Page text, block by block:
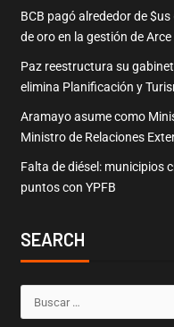
BCB pagó alrededor de
de oro en la gestión de Arce
Paz reestructura su
elimina Planificación y
Aramayo asume como
Ministro de Relaciones
Falta de diésel: municipios
puntos con YPFB
SEARCH